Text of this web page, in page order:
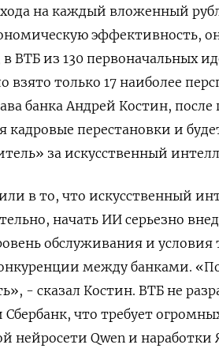
на каждый вложенный
​эффективность,
‌ВТБ из 130 первоначальных
только 17 наиболее
банка Андрей Костин, после
перестановки и
за искусственный
в то, что искусственный
начать ИИ серьезно
обслуживания и
между ‌банками.
- сказал Костин. ВТБ не
что требует
нейросети Qwen и наработки